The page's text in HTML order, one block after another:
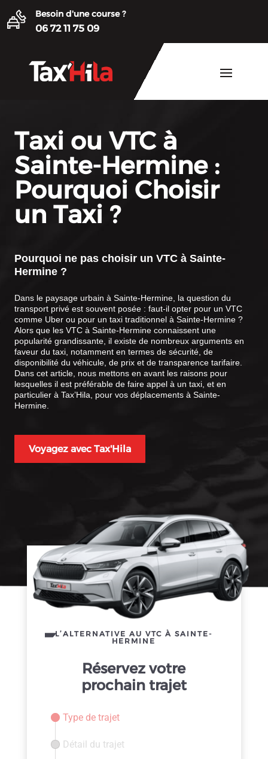
Besoin d'une course ?
06 72 11 75 09
Taxi ou VTC à
Sainte-Hermine :
Pourquoi Choisir
un Taxi ?
Pourquoi ne pas choisir un VTC à Sainte-
Hermine ?
Dans le paysage urbain à Sainte-Hermine, la question du
transport privé est souvent posée : faut-il opter pour un VTC
comme Uber ou pour un taxi traditionnel à Sainte-Hermine ?
Alors que les VTC à Sainte-Hermine connaissent une
popularité grandissante, il existe de nombreux arguments en
faveur du taxi, notamment en termes de sécurité, de
disponibilité du véhicule, de prix et de transparence tarifaire.
Dans cet article, nous mettons en avant les raisons pour
lesquelles il est préférable de faire appel à un taxi, et en
particulier à Tax’Hila, pour vos déplacements à Sainte-
Hermine.
Voyagez avec Tax'Hila
L’ALTERNATIVE AU VTC À SAINTE-
HERMINE
Réservez votre
prochain trajet
Type de trajet
Détail du trajet